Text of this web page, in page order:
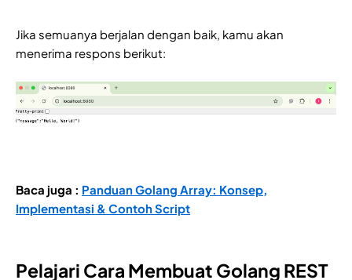
Jika semuanya berjalan dengan baik, kamu akan
menerima respons berikut:
Baca juga : Panduan Golang Array: Konsep,
Implementasi & Contoh Script
Pelajari Cara Membuat Golang REST